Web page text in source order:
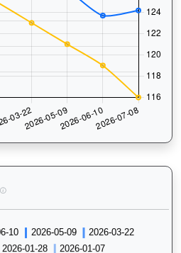
萬里鵬躍（L009）— 過往走位記錄圖